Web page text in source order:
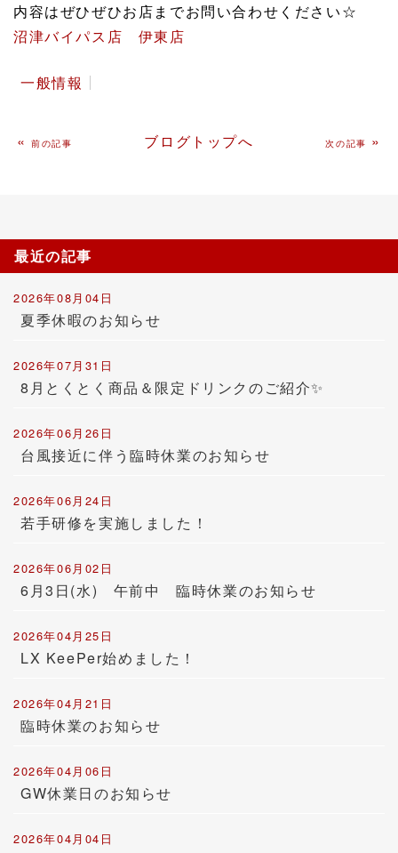
内容はぜひぜひお店までお問い合わせください☆
沼津バイパス店
伊東店
一般情報
«前の記事 ブログトップへ 次の記事 »
最近の記事
2026年08月04日
夏季休暇のお知らせ
2026年07月31日
8月とくとく商品＆限定ドリンクのご紹介✨
2026年06月26日
台風接近に伴う臨時休業のお知らせ
2026年06月24日
若手研修を実施しました！
2026年06月02日
6月3日(水) 午前中 臨時休業のお知らせ
2026年04月25日
LX KeePer始めました！
2026年04月21日
臨時休業のお知らせ
2026年04月06日
GW休業日のお知らせ
2026年04月04日